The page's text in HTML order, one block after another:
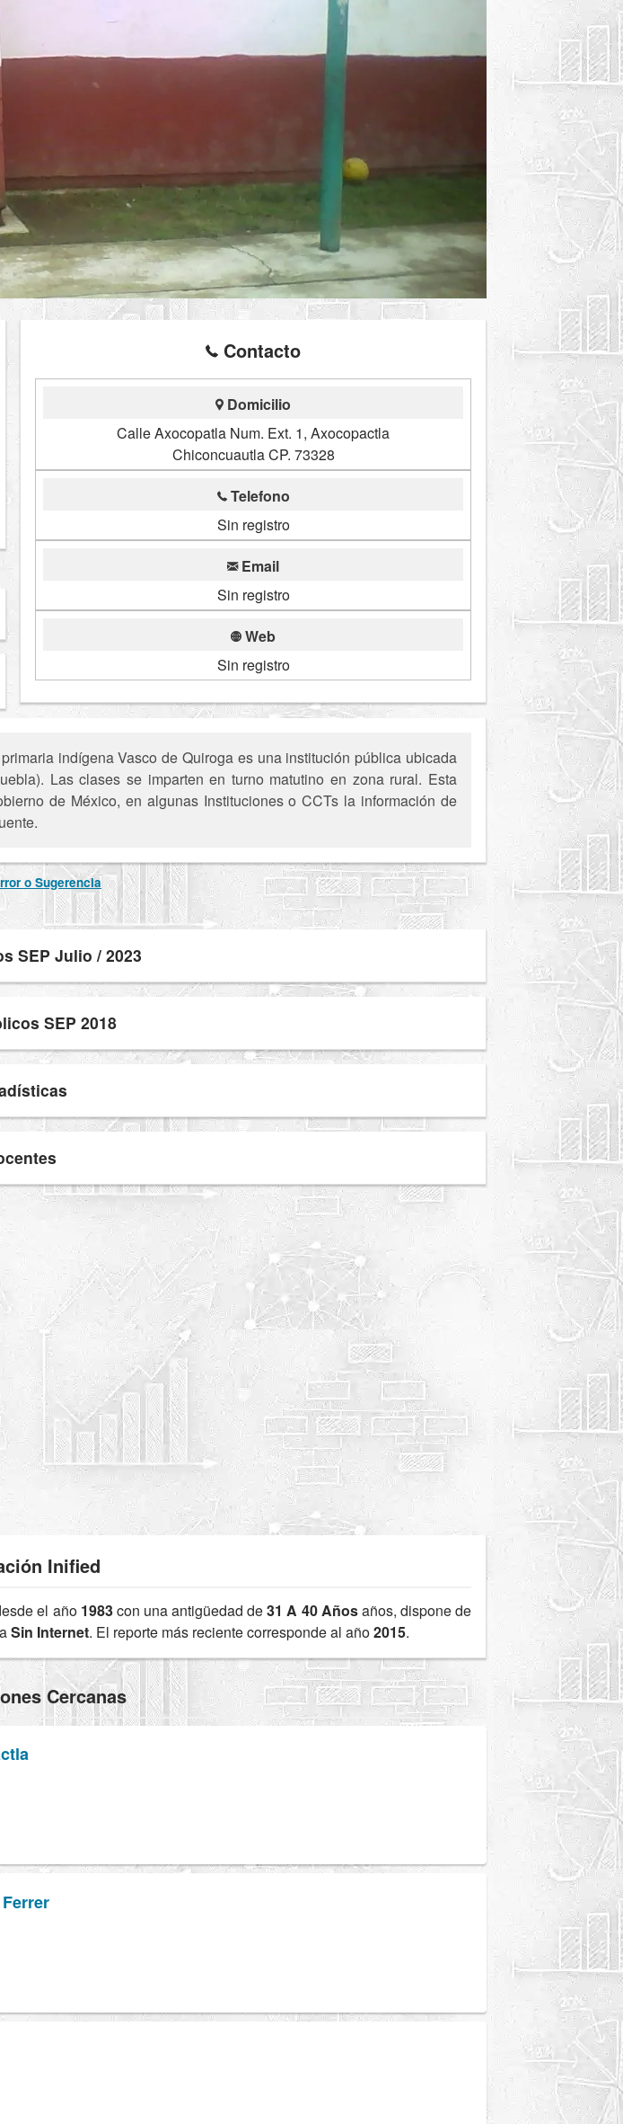
Contacto
Domicilio
Calle Axocopatla Num. Ext. 1, Axocopactla
Chiconcuautla CP. 73328
Telefono
Sin registro
Email
Sin registro
Web
Sin registro
indígena Vasco de Quiroga es una institución pública ubicada
Las clases se imparten en turno matutino en zona rural. Esta
de México, en algunas Instituciones o CCTs la información de
o Sugerencia
SEP Julio / 2023
SEP 2018
Inified
el año 1983con una antigüedad de31 A 40 Añosaños, dispone de
Sin Internet. El reporte más reciente corresponde al año2015.
Cercanas